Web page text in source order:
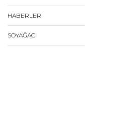
HABERLER
SOYAĞACI